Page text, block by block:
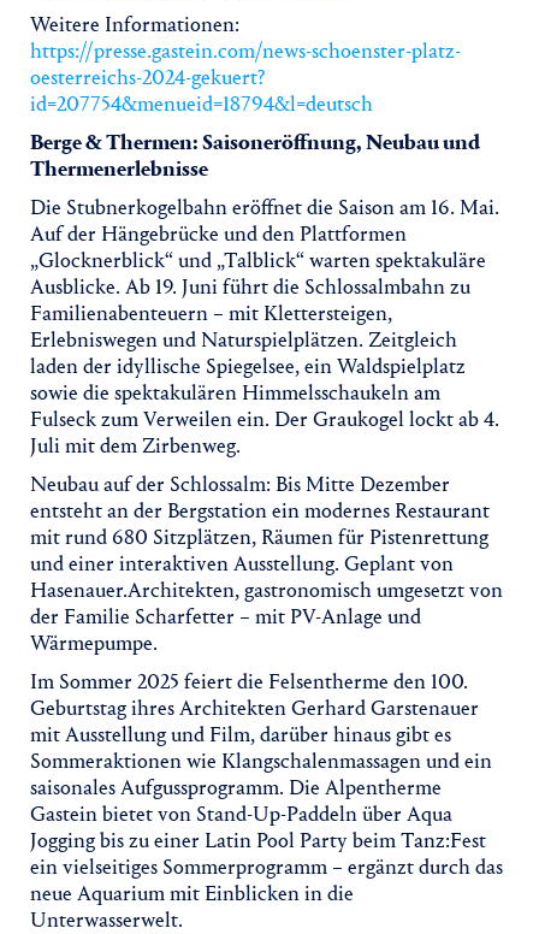
Weitere Informationen:
https://presse.gastein.com/news-schoenster-platz-
oesterreichs-2024-gekuert?
id=207754&menueid=18794&l=deutsch
Berge & Thermen: Saisoneröffnung, Neubau und
Thermenerlebnisse
Die Stubnerkogelbahn eröffnet die Saison am 16. Mai.
Auf der Hängebrücke und den Plattformen
„Glocknerblick“ und „Talblick“ warten spektakuläre
Ausblicke. Ab 19. Juni führt die Schlossalmbahn zu
Familienabenteuern – mit Klettersteigen,
Erlebniswegen und Naturspielplätzen. Zeitgleich
laden der idyllische Spiegelsee, ein Waldspielplatz
sowie die spektakulären Himmelsschaukeln am
Fulseck zum Verweilen ein. Der Graukogel lockt ab 4.
Juli mit dem Zirbenweg.
Neubau auf der Schlossalm: Bis Mitte Dezember
entsteht an der Bergstation ein modernes Restaurant
mit rund 680 Sitzplätzen, Räumen für Pistenrettung
und einer interaktiven Ausstellung. Geplant von
Hasenauer.Architekten, gastronomisch umgesetzt von
der Familie Scharfetter – mit PV-Anlage und
Wärmepumpe.
Im Sommer 2025 feiert die Felsentherme den 100.
Geburtstag ihres Architekten Gerhard Garstenauer
mit Ausstellung und Film, darüber hinaus gibt es
Sommeraktionen wie Klangschalenmassagen und ein
saisonales Aufgussprogramm. Die Alpentherme
Gastein bietet von Stand-Up-Paddeln über Aqua
Jogging bis zu einer Latin Pool Party beim Tanz:Fest
ein vielseitiges Sommerprogramm – ergänzt durch das
neue Aquarium mit Einblicken in die
Unterwasserwelt.